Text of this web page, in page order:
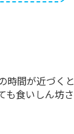
時間が近づくと
も食いしん坊さ